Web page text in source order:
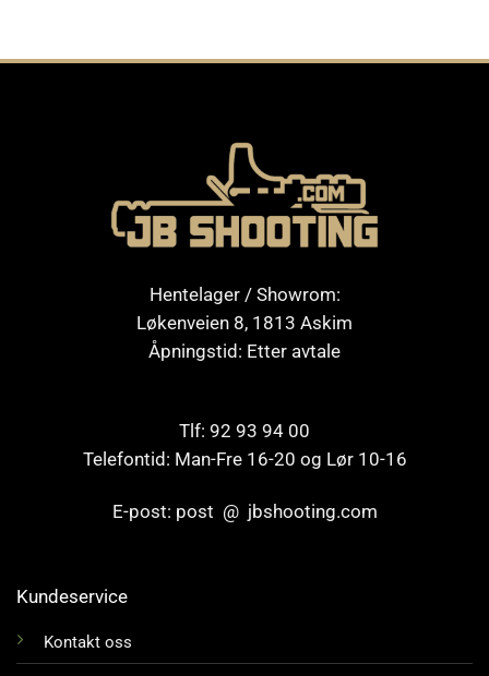
Hentelager / Showrom:
Løkenveien 8, 1813 Askim
Åpningstid: Etter avtale
Tlf: 92 93 94 00
Telefontid: Man-Fre 16-20 og Lør 10-16
E-post: post @ jbshooting.com
Kundeservice
Kontakt oss